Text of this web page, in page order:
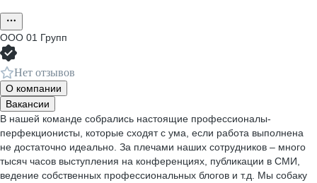
ООО 01 Групп
Нет отзывов
О компании
Вакансии
В нашей команде собрались настоящие профессионалы-
перфекционисты, которые сходят с ума, если работа выполнена
не достаточно идеально. За плечами наших сотрудников – много
тысяч часов выступления на конференциях, публикации в СМИ,
ведение собственных профессиональных блогов и т.д. Мы собаку